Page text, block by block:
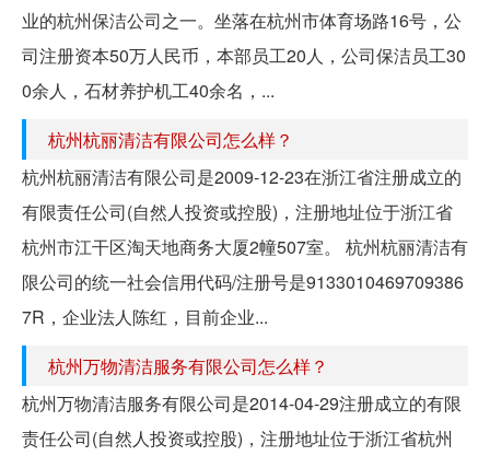
业的杭州保洁公司之一。坐落在杭州市体育场路16号，公
司注册资本50万人民币，本部员工20人，公司保洁员工30
0余人，石材养护机工40余名，...
杭州杭丽清洁有限公司怎么样？
杭州杭丽清洁有限公司是2009-12-23在浙江省注册成立的
有限责任公司(自然人投资或控股)，注册地址位于浙江省
杭州市江干区淘天地商务大厦2幢507室。 杭州杭丽清洁有
限公司的统一社会信用代码/注册号是9133010469709386
7R，企业法人陈红，目前企业...
杭州万物清洁服务有限公司怎么样？
杭州万物清洁服务有限公司是2014-04-29注册成立的有限
责任公司(自然人投资或控股)，注册地址位于浙江省杭州